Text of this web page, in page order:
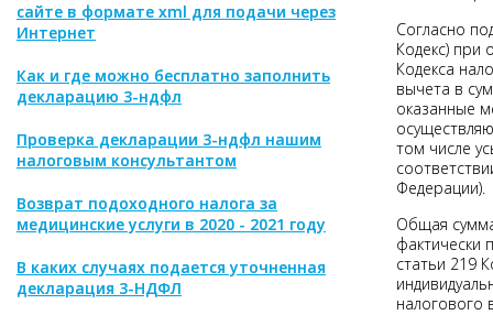
сайте в формате xml для подачи через
Интернет
Как и где можно бесплатно заполнить
декларацию 3-ндфл
Проверка декларации 3-ндфл нашим
налоговым консультантом
Возврат подоходного налога за
медицинские услуги в 2020 - 2021 году
В каких случаях подается уточненная
декларация 3-НДФЛ
Согласно
Кодекс) при
Кодекса
вычета в
оказанные
том числе
Федерации).
Общая
фактически
статьи 219
налогового